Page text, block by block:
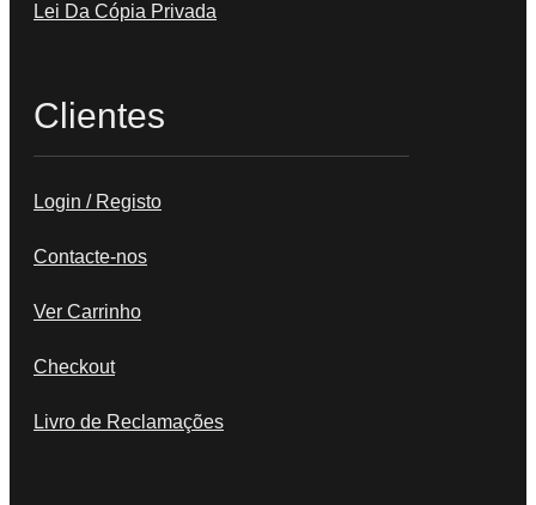
Lei Da Cópia Privada
Clientes
Login / Registo
Contacte-nos
Ver Carrinho
Checkout
Livro de Reclamações